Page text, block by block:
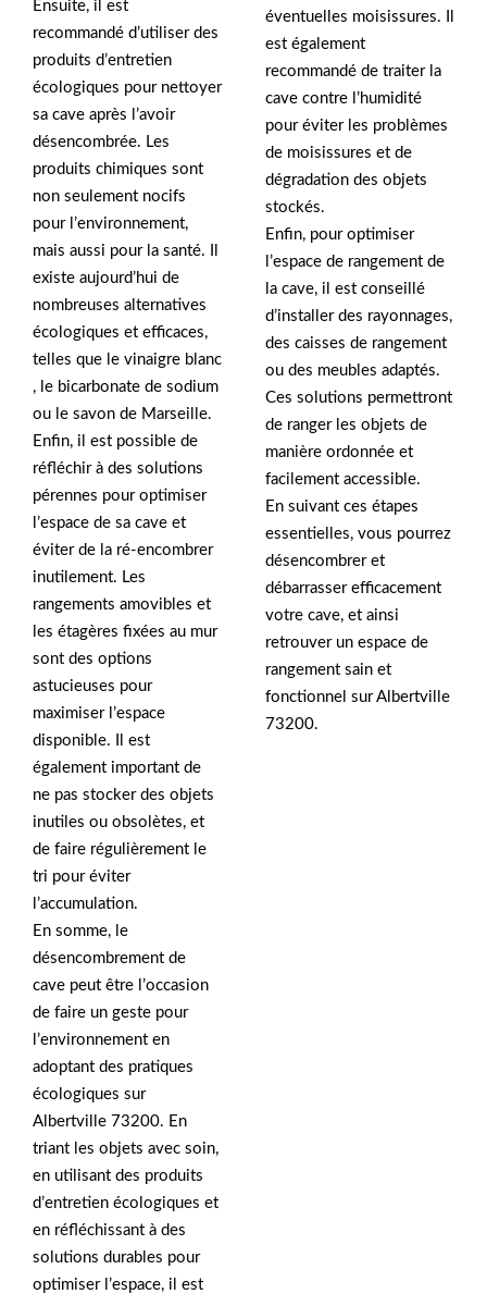
Ensuite, il est
recommandé d’utiliser des
produits d’entretien
écologiques pour nettoyer
sa cave après l’avoir
désencombrée. Les
produits chimiques sont
non seulement nocifs
pour l’environnement,
mais aussi pour la santé. Il
existe aujourd’hui de
nombreuses alternatives
écologiques et efficaces,
telles que le vinaigre blanc
, le bicarbonate de sodium
ou le savon de Marseille.
Enfin, il est possible de
réfléchir à des solutions
pérennes pour optimiser
l’espace de sa cave et
éviter de la ré-encombrer
inutilement. Les
rangements amovibles et
les étagères fixées au mur
sont des options
astucieuses pour
maximiser l’espace
disponible. Il est
également important de
ne pas stocker des objets
inutiles ou obsolètes, et
de faire régulièrement le
tri pour éviter
l’accumulation.
En somme, le
désencombrement de
cave peut être l’occasion
de faire un geste pour
l’environnement en
adoptant des pratiques
écologiques sur
Albertville 73200. En
triant les objets avec soin,
en utilisant des produits
d’entretien écologiques et
en réfléchissant à des
solutions durables pour
optimiser l’espace, il est
éventuelles moisissures. Il
est également
recommandé de traiter la
cave contre l’humidité
pour éviter les problèmes
de moisissures et de
dégradation des objets
stockés.
Enfin, pour optimiser
l’espace de rangement de
la cave, il est conseillé
d’installer des rayonnages,
des caisses de rangement
ou des meubles adaptés.
Ces solutions permettront
de ranger les objets de
manière ordonnée et
facilement accessible.
En suivant ces étapes
essentielles, vous pourrez
désencombrer et
débarrasser efficacement
votre cave, et ainsi
retrouver un espace de
rangement sain et
fonctionnel sur Albertville
73200.